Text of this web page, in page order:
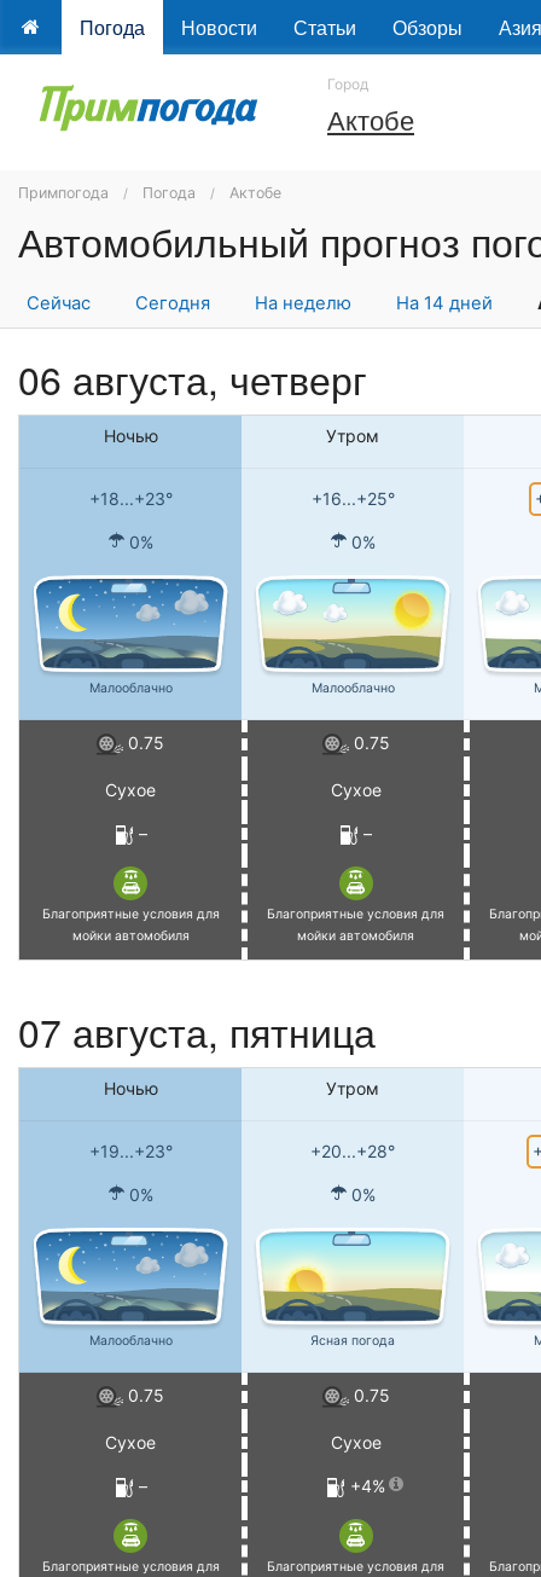
Погода Новости Статьи Обзоры Азия
Город
Актобе
Примпогода Погода Актобе
Сейчас Сегодня На неделю На 14 дней
06 августа, четверг
Ночью Утром
+18...+23° +16...+25°
0% 0%
Малооблачно Малооблачно
0.75 0.75
Сухое Сухое
– –
Благоприятные условия для
мойки автомобиля
Благоприятные условия для
мойки автомобиля
07 августа, пятница
Ночью Утром
+19...+23° +20...+28°
0% 0%
Малооблачно Ясная погода
0.75 0.75
Сухое Сухое
– +4%
Благоприятные условия для
Благоприятные условия для